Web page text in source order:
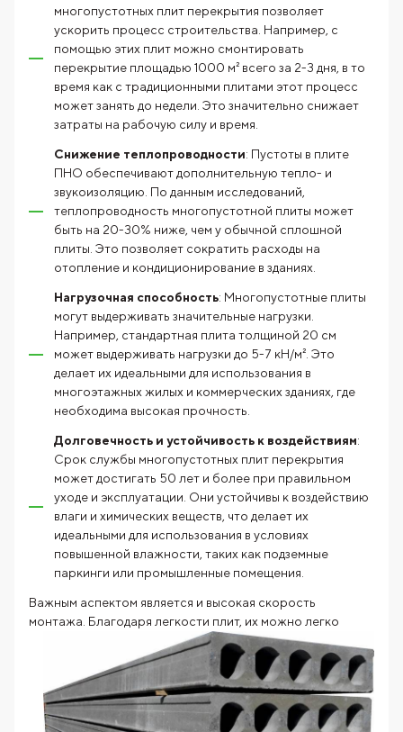
многопустотных плит перекрытия позволяет
ускорить процесс строительства. Например, с
помощью этих плит можно смонтировать
перекрытие площадью 1000 м² всего за 2-3 дня, в то
время как с традиционными плитами этот процесс
может занять до недели. Это значительно снижает
затраты на рабочую силу и время.
Снижение теплопроводности: Пустоты в плите
ПНО обеспечивают дополнительную тепло- и
звукоизоляцию. По данным исследований,
теплопроводность многопустотной плиты может
быть на 20-30% ниже, чем у обычной сплошной
плиты. Это позволяет сократить расходы на
отопление и кондиционирование в зданиях.
Нагрузочная способность: Многопустотные плиты
могут выдерживать значительные нагрузки.
Например, стандартная плита толщиной 20 см
может выдерживать нагрузки до 5-7 кН/м². Это
делает их идеальными для использования в
многоэтажных жилых и коммерческих зданиях, где
необходима высокая прочность.
Долговечность и устойчивость к воздействиям:
Срок службы многопустотных плит перекрытия
может достигать 50 лет и более при правильном
уходе и эксплуатации. Они устойчивы к воздействию
влаги и химических веществ, что делает их
идеальными для использования в условиях
повышенной влажности, таких как подземные
паркинги или промышленные помещения.
Важным аспектом является и высокая скорость
монтажа. Благодаря легкости плит, их можно легко